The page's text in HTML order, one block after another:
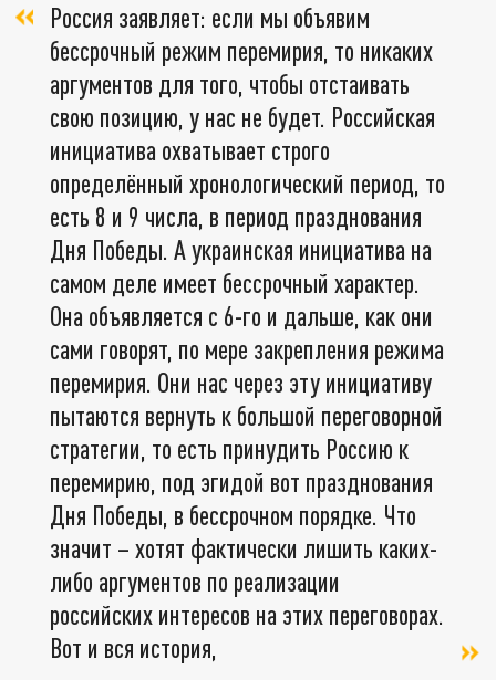
Россия заявляет: если мы объявим
бессрочный режим перемирия, то никаких
аргументов для того, чтобы отстаивать
свою позицию, у нас не будет. Российская
инициатива охватывает строго
определённый хронологический период, то
есть 8 и 9 числа, в период празднования
Дня Победы. А украинская инициатива на
самом деле имеет бессрочный характер.
Она объявляется с 6-го и дальше, как они
сами говорят, по мере закрепления режима
перемирия. Они нас через эту инициативу
пытаются вернуть к большой переговорной
стратегии, то есть принудить Россию к
перемирию, под эгидой вот празднования
Дня Победы, в бессрочном порядке. Что
значит – хотят фактически лишить каких-
либо аргументов по реализации
российских интересов на этих переговорах.
Вот и вся история,